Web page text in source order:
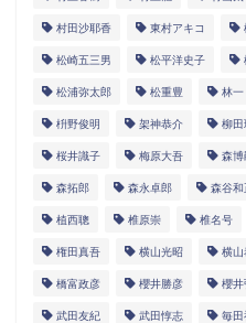
村田沙耶香 東村アキコ
松崎五三男 松平洋史子
松浦弥太郎 松重豊 林一
枡野俊明 架神恭介 柳田
桜井識子 梅原大吾 森博
森拓郎 森永卓郎 森谷和
植西聰 椎原崇 椎名号
権田真吾 横山光昭 横山
橋富政彦 櫻井勝彦 櫻井
武田友紀 武田惇志 毎田